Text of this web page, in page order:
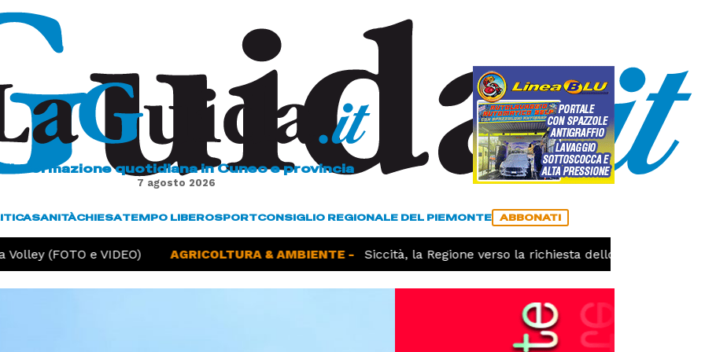
L'informazione quotidiana in Cuneo e provincia
7 agosto 2026
SANITÀCHIESATEMPO LIBEROSPORTCONSIGLIO REGIONALE DEL PIEMONTE ABBONATI
(FOTO e VIDEO) AGRICOLTURA & AMBIENTE - Siccità, la Regione verso la richiesta dello stato di